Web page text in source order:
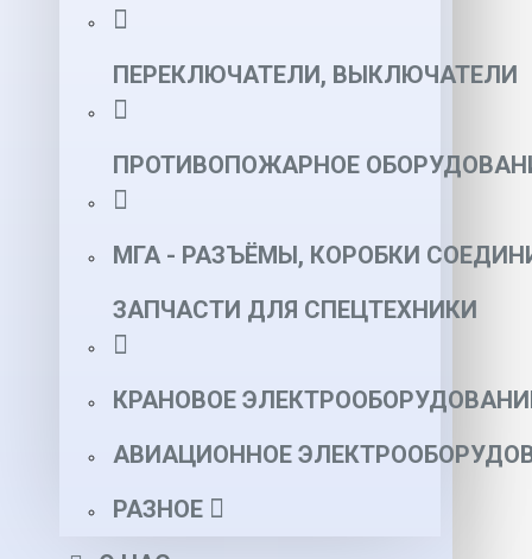
ПЕРЕКЛЮЧАТЕЛИ, ВЫКЛЮЧАТЕЛИ
ПРОТИВОПОЖАРНОЕ
МГА - РАЗЪЁМЫ, КОРОБКИ
ЗАПЧАСТИ ДЛЯ СПЕЦТЕХНИКИ
КРАНОВОЕ
АВИАЦИОННОЕ
РАЗНОЕ